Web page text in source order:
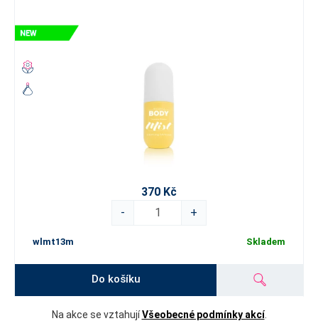
370 Kč
-
+
wlmt13m Skladem
Do košíku
Na akce se vztahujíVšeobecné podmínky akcí.